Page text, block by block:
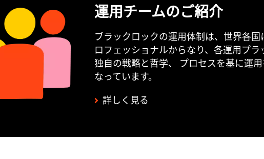
運用チームのご紹介
ブラックロックの運用体制は、世界各
ロフェッショナルからなり、各運用プラ
独自の戦略と哲学、 プロセスを基に運
なっています。
詳しく見る